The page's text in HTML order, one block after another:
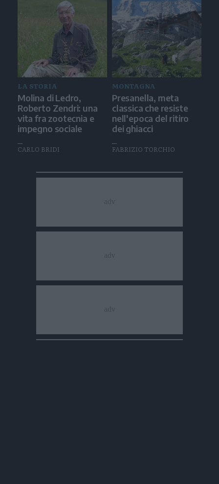
LA STORIA
Molina di Ledro,
Roberto Zendri: una
vita fra zootecnia e
impegno sociale
CARLO BRIDI
MONTAGNA
Presanella, meta
classica che resiste
nell'epoca del ritiro
dei ghiacci
FABRIZIO TORCHIO